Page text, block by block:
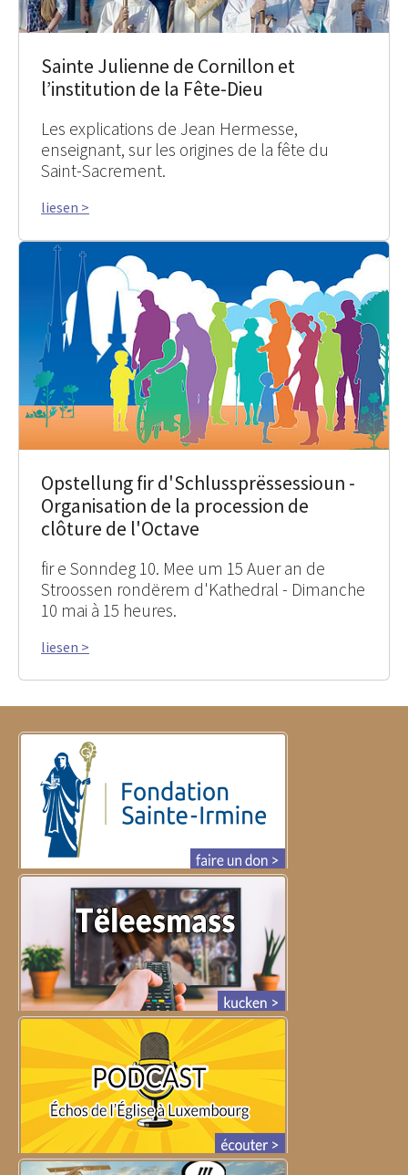
Sainte Julienne de Cornillon et
l’institution de la Fête-Dieu
Les explications de Jean Hermesse,
enseignant, sur les origines de la fête du
Saint-Sacrement.
liesen >
Opstellung fir d'Schlussprëssessioun -
Organisation de la procession de
clôture de l'Octave
fir e Sonndeg 10. Mee um 15 Auer an de
Stroossen rondërem d'Kathedral - Dimanche
10 mai à 15 heures.
liesen >